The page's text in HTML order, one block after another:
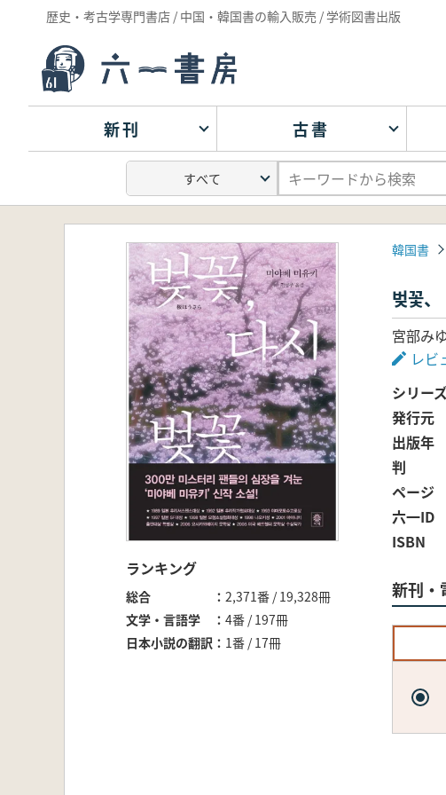
歴史・考古学専門書店 / 中国・韓国書の輸入販売 / 学術図書出版
新刊 古書
ランキング
総合
2,371番 / 19,328冊
文学・言語学
4番 / 197冊
日本小説の翻訳
1番 / 17冊
韓国書
벚꽃
宮部み
レビ
シリー
発行元
出版年
判
ページ
六一ID
ISBN
新刊・